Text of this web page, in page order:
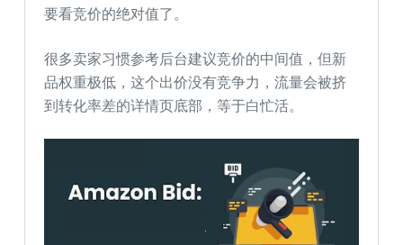
要看竞价的绝对值了。
很多卖家习惯参考后台建议竞价的中间值，但新
品权重极低，这个出价没有竞争力，流量会被挤
到转化率差的详情页底部，等于白忙活。